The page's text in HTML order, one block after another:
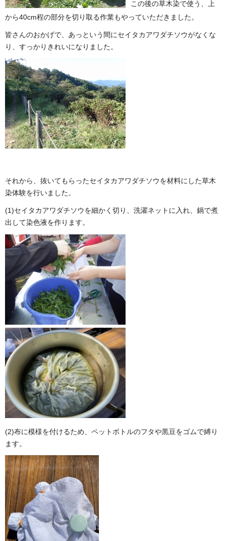
この後の草木染で使う、上
から40cm程の部分を切り取る作業もやっていただきました。
皆さんのおかげで、あっという間にセイタカアワダチソウがなくな
り、すっかりきれいになりました。
それから、抜いてもらったセイタカアワダチソウを材料にした草木
染体験を行いました。
(1)セイタカアワダチソウを細かく切り、洗濯ネットに入れ、鍋で煮
出して染色液を作ります。
(2)布に模様を付けるため、ペットボトルのフタや黒豆をゴムで縛り
ます。